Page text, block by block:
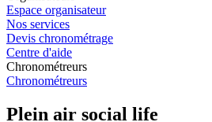
Espace organisateur
Nos services
Devis chronométrage
Centre d'aide
Chronométreurs
Chronométreurs
Plein air social life